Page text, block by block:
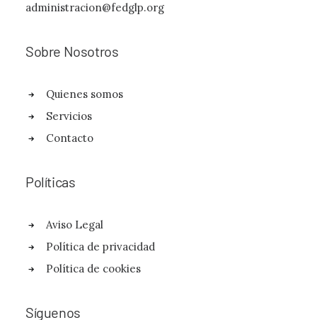
administracion@fedglp.org
Sobre Nosotros
Quienes somos
Servicios
Contacto
Políticas
Aviso Legal
Política de privacidad
Política de cookies
Síguenos